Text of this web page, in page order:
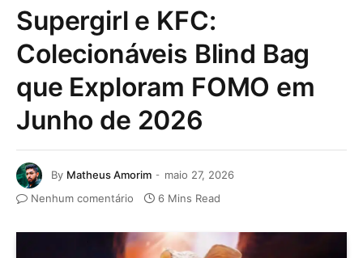
Supergirl e KFC:
Colecionáveis Blind Bag
que Exploram FOMO em
Junho de 2026
By Matheus Amorim
maio 27, 2026
Nenhum comentário
6 Mins Read